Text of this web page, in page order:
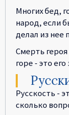
Многих бед,
народ, если
делал из нее
Смерть
горе - это
Русскость -
сколько